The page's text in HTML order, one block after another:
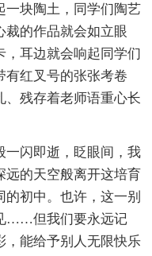
一块陶土，同学们陶艺
裁的作品就会如立眼
，耳边就会响起同学们
有红叉号的张张考卷
、残存着老师语重心长
一闪即逝，眨眼间，我
远的天空般离开这培育
初中。也许，这一别
……但我们要永远记
，能给予别人无限快乐